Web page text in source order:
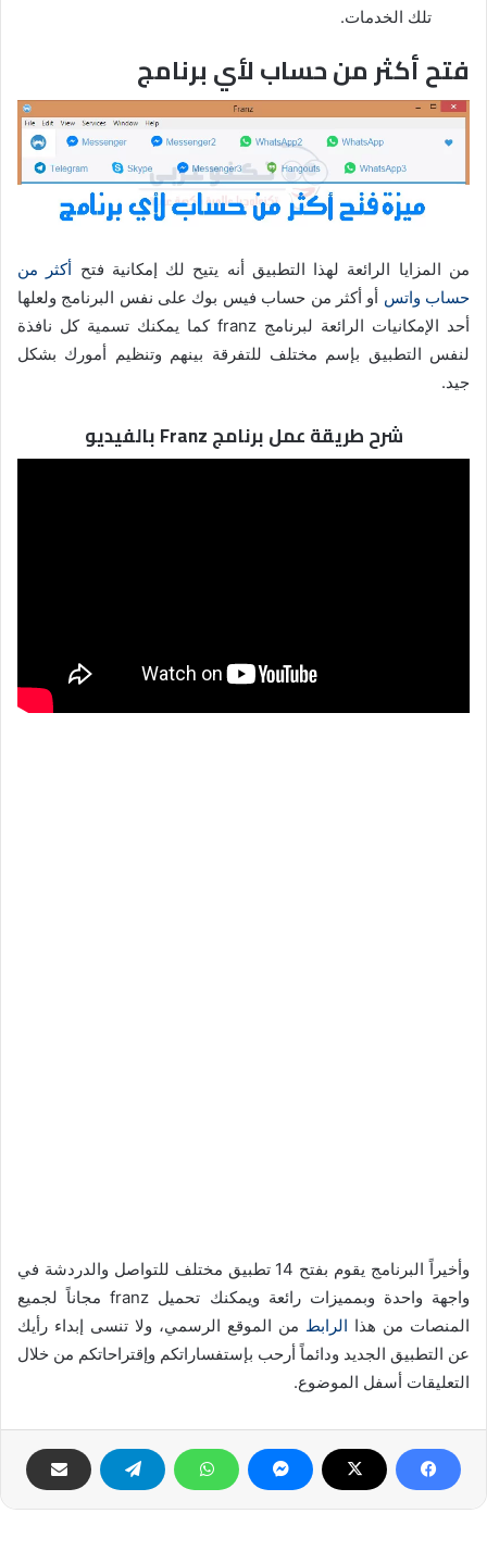
تلك الخدمات.
فتح أكثر من حساب لأي برنامج
من المزايا الرائعة لهذا التطبيق أنه يتيح لك إمكانية فتح أكثر من
حساب واتس أو أكثر من حساب فيس بوك على نفس البرنامج ولعلها
أحد الإمكانيات الرائعة لبرنامج franz كما يمكنك تسمية كل نافذة
لنفس التطبيق بإسم مختلف للتفرقة بينهم وتنظيم أمورك بشكل
جيد.
شرح طريقة عمل برنامج Franz بالفيديو
وأخيراً البرنامج يقوم بفتح 14 تطبيق مختلف للتواصل والدردشة في
واجهة واحدة وبمميزات رائعة ويمكنك تحميل franz مجاناً لجميع
المنصات من هذا الرابط من الموقع الرسمي، ولا تنسى إبداء رأيك
عن التطبيق الجديد ودائماً أرحب بإستفساراتكم وإقتراحاتكم من خلال
التعليقات أسفل الموضوع.